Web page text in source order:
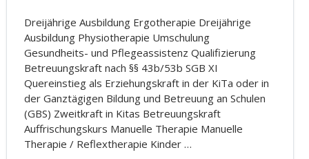
Dreijährige Ausbildung Ergotherapie Dreijährige
Ausbildung Physiotherapie Umschulung
Gesundheits- und Pflegeassistenz Qualifizierung
Betreuungskraft nach §§ 43b/53b SGB XI
Quereinstieg als Erziehungskraft in der KiTa oder in
der Ganztägigen Bildung und Betreuung an Schulen
(GBS) Zweitkraft in Kitas Betreuungskraft
Auffrischungskurs Manuelle Therapie Manuelle
Therapie / Reflextherapie Kinder …